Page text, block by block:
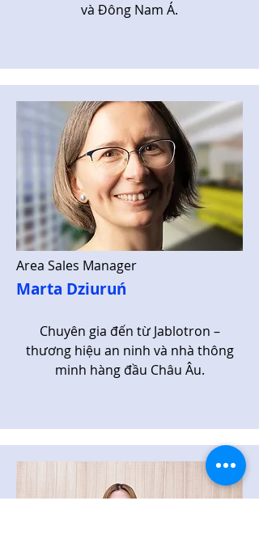
và Đông Nam Á.
Area Sales Manager
Marta Dziuruń
Chuyên gia đến từ Jablotron –
thương hiệu an ninh và nhà thông
minh hàng đầu Châu Âu.